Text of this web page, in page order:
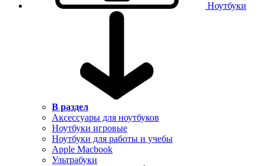
Ноутбуки
В раздел
Аксессуары для ноутбуков
Ноутбуки игровые
Ноутбуки для работы и учебы
Apple Macbook
Ультрабуки